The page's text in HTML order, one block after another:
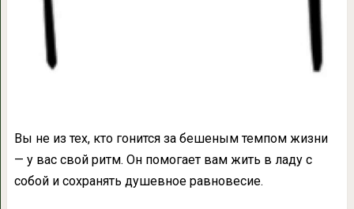
Вы не из тех, кто гонится за бешеным темпом жизни
— у вас свой ритм. Он помогает вам жить в ладу с
собой и сохранять душевное равновесие.